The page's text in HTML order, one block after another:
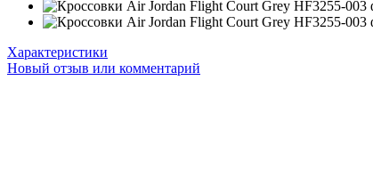
Характеристики
Новый отзыв или комментарий